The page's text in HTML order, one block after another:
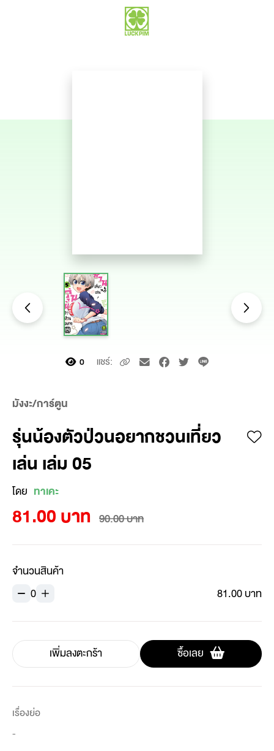
0 แชร์:
มังงะ/การ์ตูน
รุ่นน้องตัวป่วนอยากชวนเที่ยว
เล่น เล่ม 05
โดย ทาเคะ
81.00 บาท 90.00 บาท
จำนวนสินค้า
0
81.00 บาท
เพิ่มลงตะกร้า ซื้อเลย
เรื่องย่อ
-